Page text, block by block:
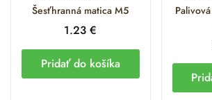
Karburátor STIHL MS 400.1
Koleno STIHL MS 400.1
Nosič karburátora STIHL MS 400.1
Šesťhranná matica M5
1.23€
Pridať do košíka